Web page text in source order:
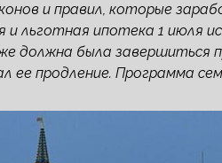
и правил, которые
льготная ипотека 1 июля
должна была завершиться
продление. Программа